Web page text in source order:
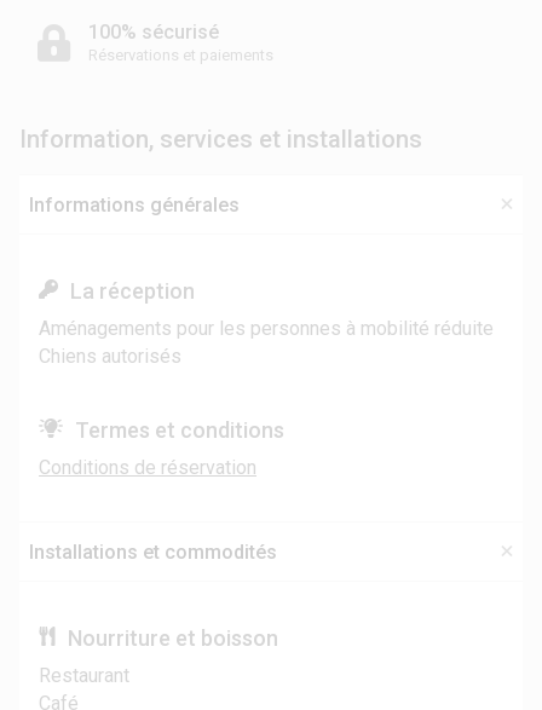
100% sécurisé
Réservations et paiements
Information, services et installations
Informations générales
La réception
Aménagements pour les personnes à mobilité réduite
Chiens autorisés
Termes et conditions
Conditions de réservation
Installations et commodités
Nourriture et boisson
Restaurant
Café